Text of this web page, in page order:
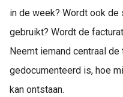
in de week? Wordt ook
gebruikt? Wordt de
Neemt iemand centraal
gedocumenteerd is, hoe
kan ontstaan.